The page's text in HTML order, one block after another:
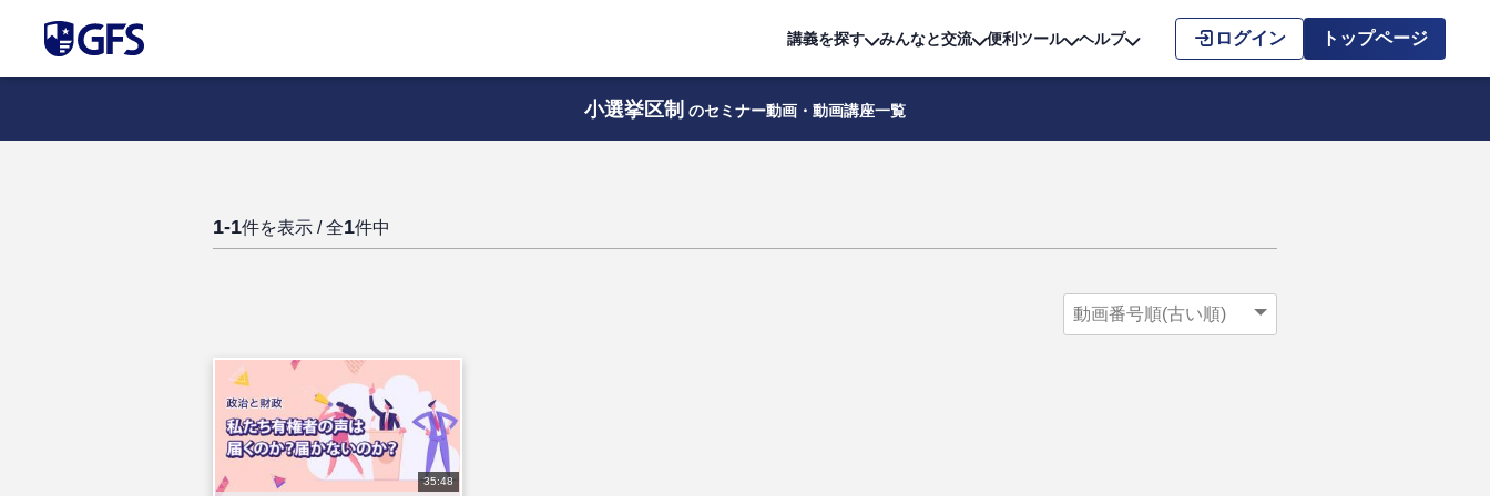
講義を探す みんなと交流 便利ツール ヘルプ ログイン トップページ
小選挙区制 のセミナー動画・動画講座一覧
1-1件を表示 / 全1件中
35:48